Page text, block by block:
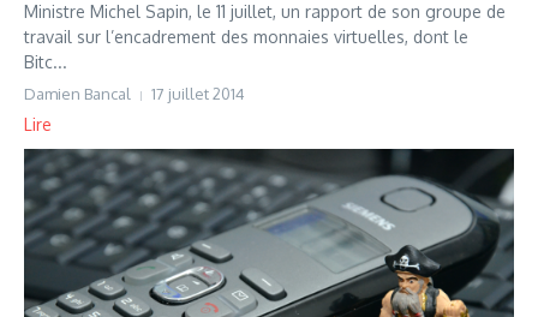
Ministre Michel Sapin, le 11 juillet, un rapport de son groupe de
travail sur l’encadrement des monnaies virtuelles, dont le
Bitc...
Damien Bancal 17 juillet 2014
Lire